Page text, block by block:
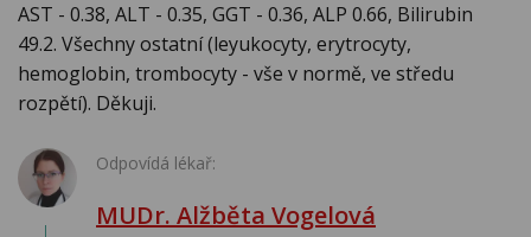
AST - 0.38, ALT - 0.35, GGT - 0.36, ALP 0.66, Bilirubin
49.2. Všechny ostatní (leyukocyty, erytrocyty,
hemoglobin, trombocyty - vše v normě, ve středu
rozpětí). Děkuji.
Odpovídá lékař:
MUDr. Alžběta Vogelová